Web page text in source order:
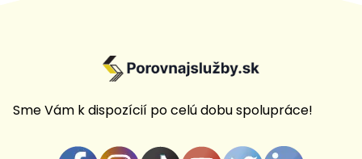
Sme Vám k dispozícií po celú dobu spolupráce!